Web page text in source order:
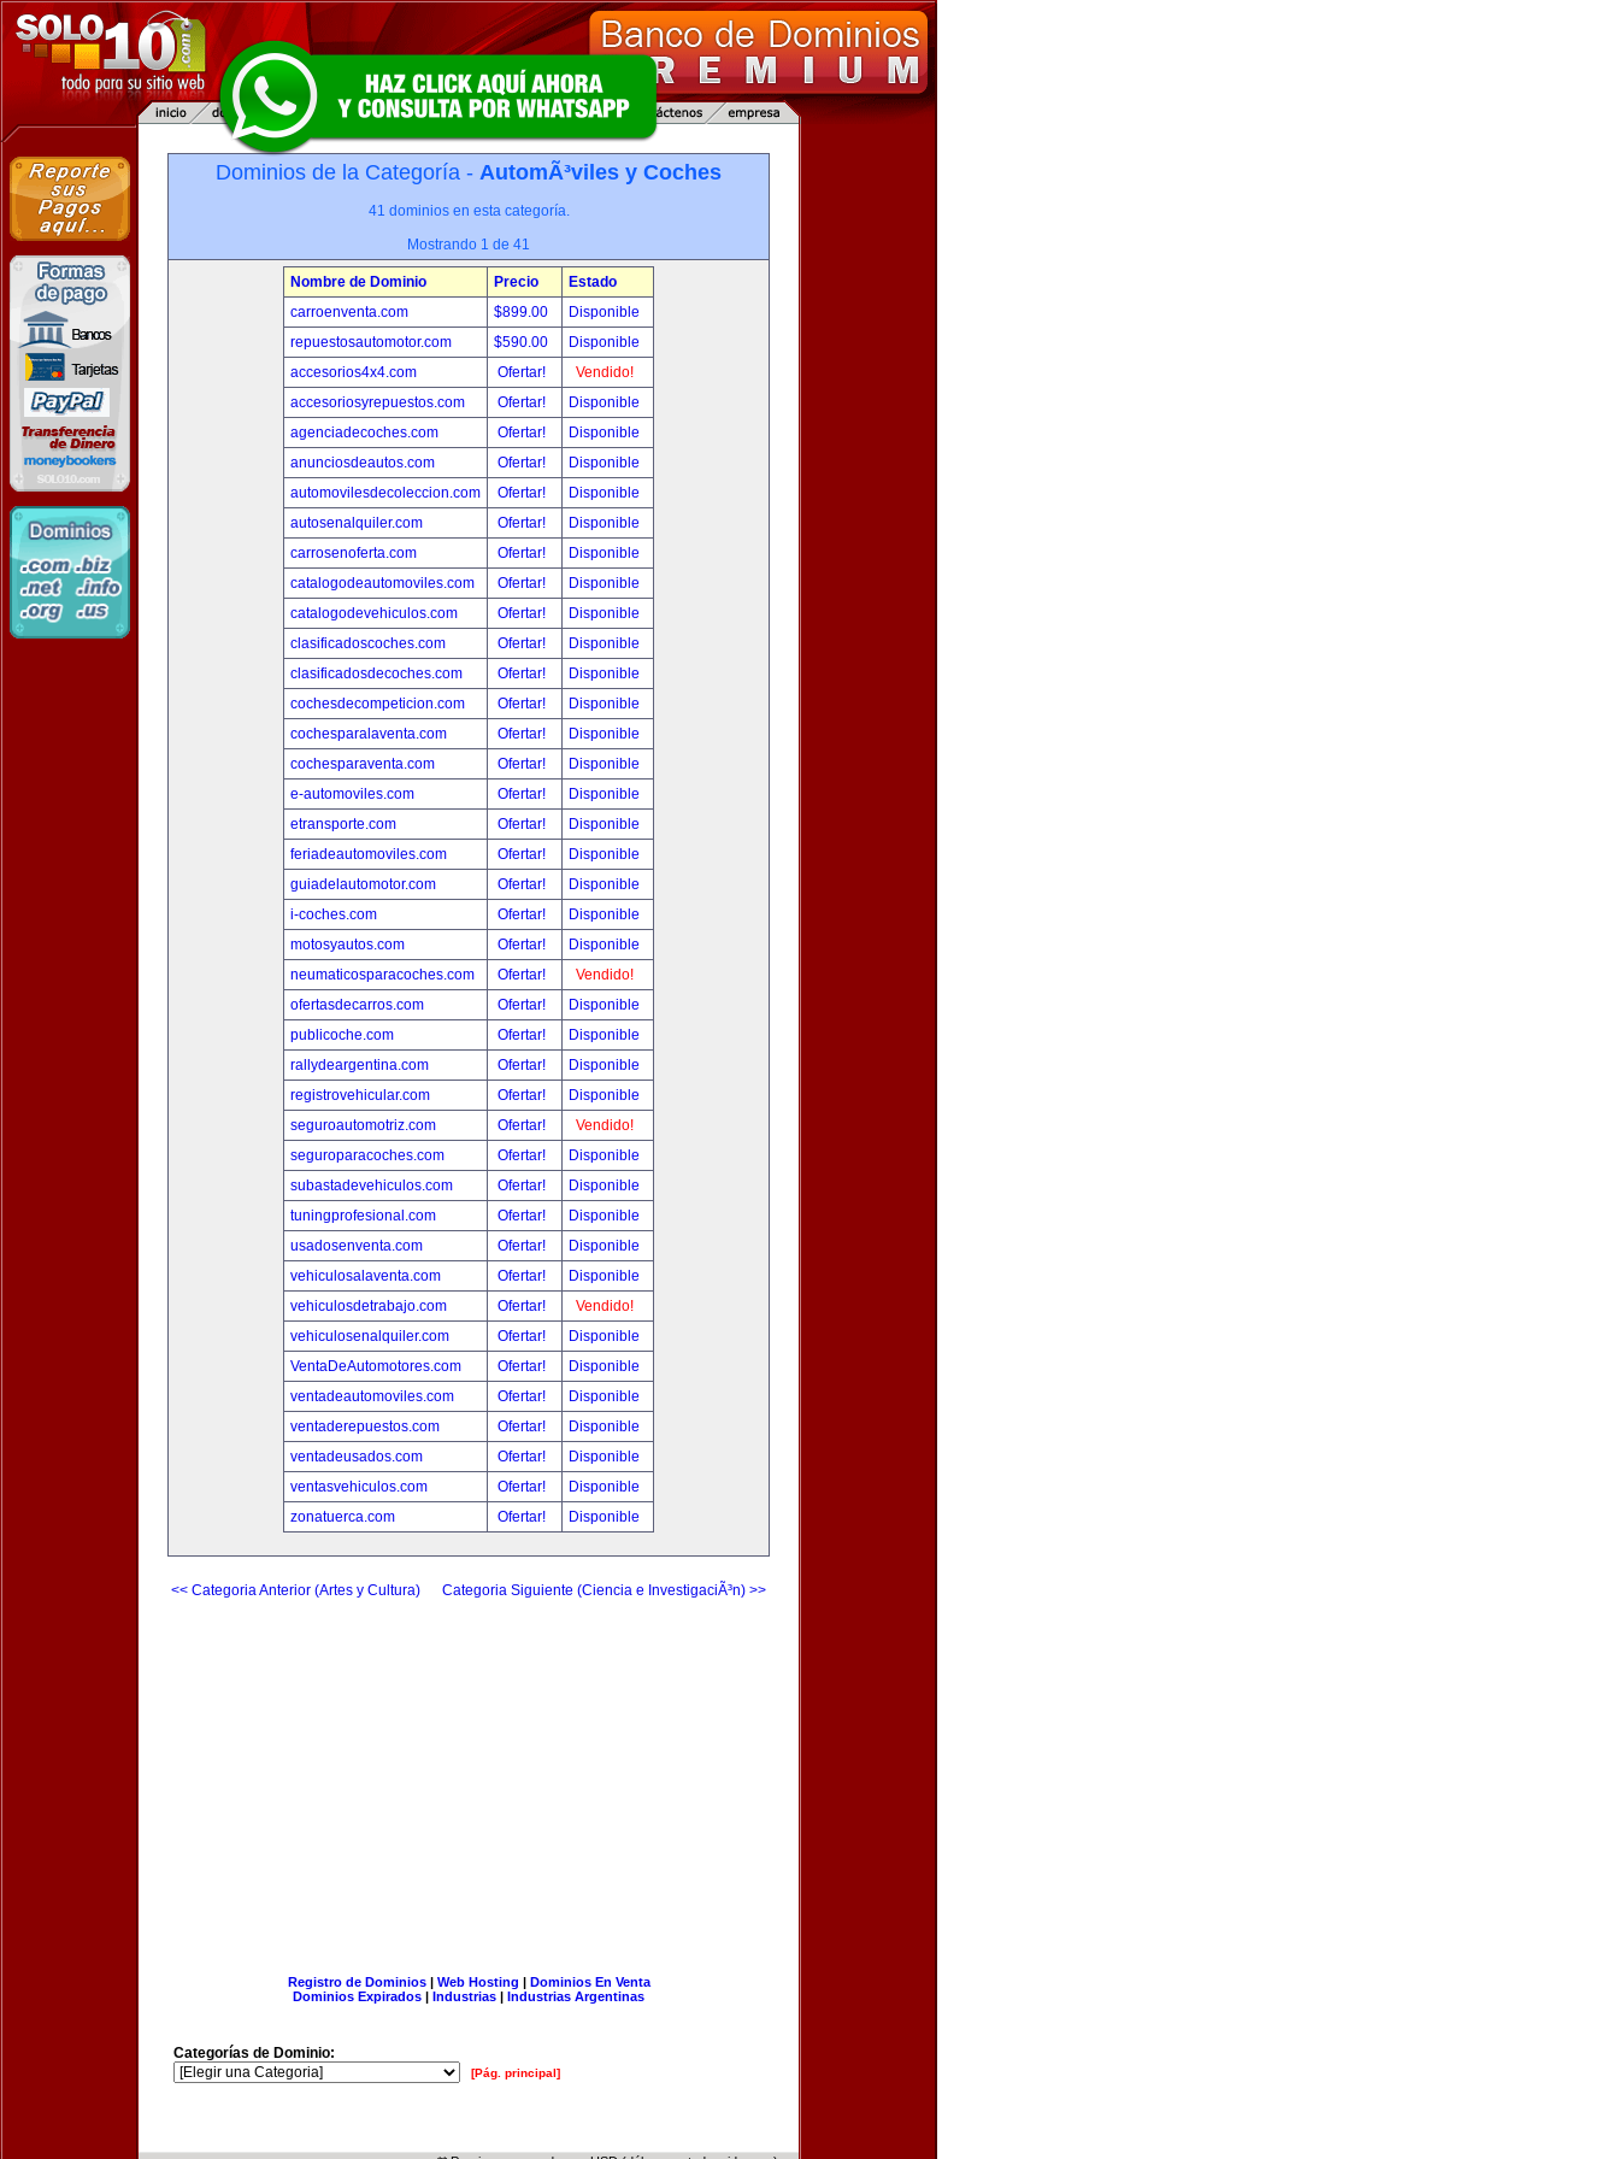
Dominios de la Categoría - AutomÃ³viles y Coches
41 dominios en esta categoría.
Mostrando 1 de 41
Nombre de Dominio Precio
Estado
carroenventa.com
$899.00
Disponible
repuestosautomotor.com
$590.00
Disponible
accesorios4x4.com
Ofertar!
Vendido!
accesoriosyrepuestos.com
Ofertar!
Disponible
agenciadecoches.com
Ofertar!
Disponible
anunciosdeautos.com
Ofertar!
Disponible
automovilesdecoleccion.com
Ofertar!
Disponible
autosenalquiler.com
Ofertar!
Disponible
carrosenoferta.com
Ofertar!
Disponible
catalogodeautomoviles.com
Ofertar!
Disponible
catalogodevehiculos.com
Ofertar!
Disponible
clasificadoscoches.com
Ofertar!
Disponible
clasificadosdecoches.com
Ofertar!
Disponible
cochesdecompeticion.com
Ofertar!
Disponible
cochesparalaventa.com
Ofertar!
Disponible
cochesparaventa.com
Ofertar!
Disponible
e-automoviles.com
Ofertar!
Disponible
etransporte.com
Ofertar!
Disponible
feriadeautomoviles.com
Ofertar!
Disponible
guiadelautomotor.com
Ofertar!
Disponible
i-coches.com
Ofertar!
Disponible
motosyautos.com
Ofertar!
Disponible
neumaticosparacoches.com
Ofertar!
Vendido!
ofertasdecarros.com
Ofertar!
Disponible
publicoche.com
Ofertar!
Disponible
rallydeargentina.com
Ofertar!
Disponible
registrovehicular.com
Ofertar!
Disponible
seguroautomotriz.com
Ofertar!
Vendido!
seguroparacoches.com
Ofertar!
Disponible
subastadevehiculos.com
Ofertar!
Disponible
tuningprofesional.com
Ofertar!
Disponible
usadosenventa.com
Ofertar!
Disponible
vehiculosalaventa.com
Ofertar!
Disponible
vehiculosdetrabajo.com
Ofertar!
Vendido!
vehiculosenalquiler.com
Ofertar!
Disponible
VentaDeAutomotores.com
Ofertar!
Disponible
ventadeautomoviles.com
Ofertar!
Disponible
ventaderepuestos.com
Ofertar!
Disponible
ventadeusados.com
Ofertar!
Disponible
ventasvehiculos.com
Ofertar!
Disponible
zonatuerca.com
Ofertar! Disponible
<< Categoria Anterior (Artes y Cultura) Categoria Siguiente (Ciencia e InvestigaciÃ³n) >>
Registro de Dominios| Web Hosting | Dominios En Venta
Dominios Expirados | Industrias | Industrias Argentinas
Categorías de Dominio:
[Pág. principal]